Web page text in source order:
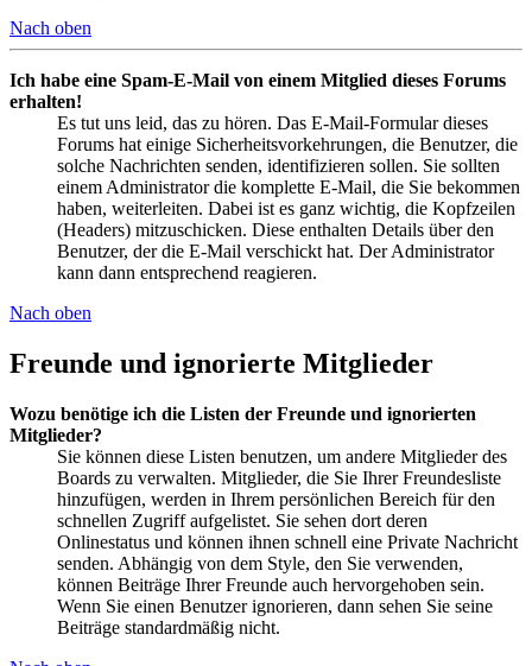
Nach oben
Ich habe eine Spam-E-Mail von einem Mitglied dieses Forums
erhalten!
Es tut uns leid, das zu hören. Das E-Mail-Formular dieses
Forums hat einige Sicherheitsvorkehrungen, die Benutzer, die
solche Nachrichten senden, identifizieren sollen. Sie sollten
einem Administrator die komplette E-Mail, die Sie bekommen
haben, weiterleiten. Dabei ist es ganz wichtig, die Kopfzeilen
(Headers) mitzuschicken. Diese enthalten Details über den
Benutzer, der die E-Mail verschickt hat. Der Administrator
kann dann entsprechend reagieren.
Nach oben
Freunde und ignorierte Mitglieder
Wozu benötige ich die Listen der Freunde und ignorierten
Mitglieder?
Sie können diese Listen benutzen, um andere Mitglieder des
Boards zu verwalten. Mitglieder, die Sie Ihrer Freundesliste
hinzufügen, werden in Ihrem persönlichen Bereich für den
schnellen Zugriff aufgelistet. Sie sehen dort deren
Onlinestatus und können ihnen schnell eine Private Nachricht
senden. Abhängig von dem Style, den Sie verwenden,
können Beiträge Ihrer Freunde auch hervorgehoben sein.
Wenn Sie einen Benutzer ignorieren, dann sehen Sie seine
Beiträge standardmäßig nicht.